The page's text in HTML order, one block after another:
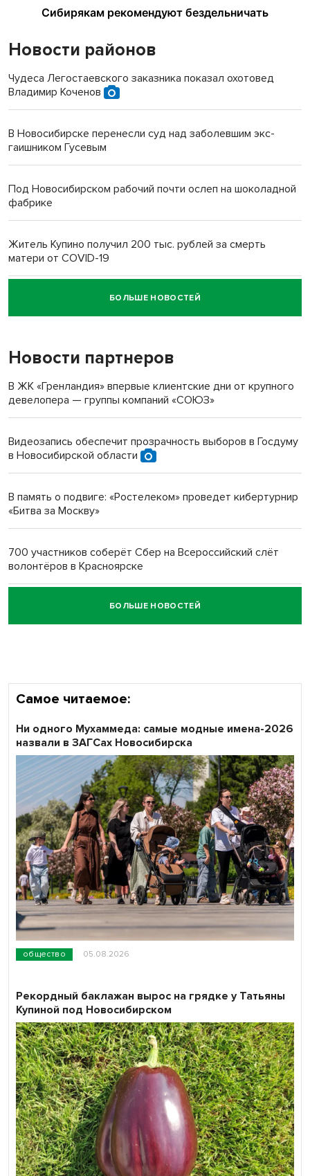
Новости районов
Чудеса Легостаевского заказника показал охотовед
Владимир Коченов
В Новосибирске перенесли суд над заболевшим экс-
гаишником Гусевым
Под Новосибирском рабочий почти ослеп на шоколадной
фабрике
Житель Купино получил 200 тыс. рублей за смерть
матери от COVID-19
Новосибирский суд наказал водителя за смерть
пенсионерки на вокзале
«Мы живём на пастбище!»: в новосибирском селе лошади
терроризируют жителей
Новосибирский преподаватель с женой вошли в топ-16
БОЛЬШЕ НОВОСТЕЙ
Новости партнеров
В ЖК «Гренландия» впервые клиентские дни от крупного
девелопера — группы компаний «СОЮЗ»
Видеозапись обеспечит прозрачность выборов в Госдуму
в Новосибирской области
В память о подвиге: «Ростелеком» проведет кибертурнир
«Битва за Москву»
700 участников соберёт Сбер на Всероссийский слёт
волонтёров в Красноярске
Честный выбор: видеонаблюдение обеспечит
объективность результатов ЕДГ в Новосибирской
БОЛЬШЕ НОВОСТЕЙ
Самое читаемое:
общество 05.08.2026
Ни одного Мухаммеда: самые модные имена-2026
назвали в ЗАГСах Новосибирска
Рекордный баклажан вырос на грядке у Татьяны
Купиной под Новосибирском